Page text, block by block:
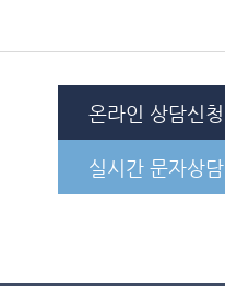
온라인 상담신청
실시간 문자상담